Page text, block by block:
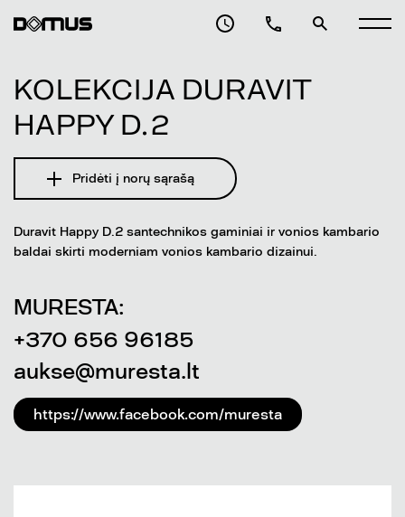
KOLEKCIJA DURAVIT
HAPPY D.2
Pridėti į norų sąrašą
Duravit Happy D.2 santechnikos gaminiai ir vonios kambario
baldai skirti moderniam vonios kambario dizainui.
MURESTA:
+370 656 96185
aukse@muresta.lt
https://www.facebook.com/muresta